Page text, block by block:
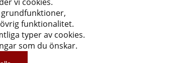
funktionalitet.
typer av cookies.
som du önskar.